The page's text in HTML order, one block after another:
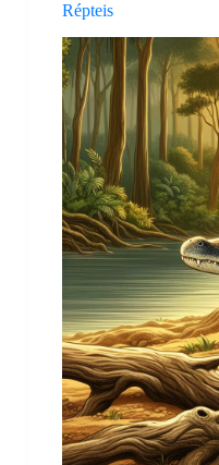
Répteis